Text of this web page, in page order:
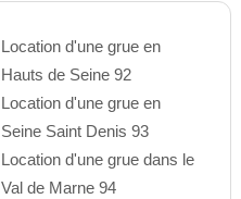
Location d'une grue en
Hauts de Seine 92
Location d'une grue en
Seine Saint Denis 93
Location d'une grue dans le
Val de Marne 94